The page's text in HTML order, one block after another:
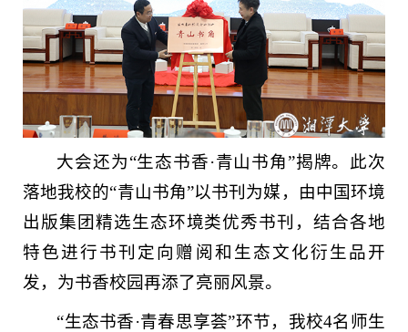
大会还为“生态书香·青山书角”揭牌。此次
落地我校的“青山书角”以书刊为媒，由中国环境
出版集团精选生态环境类优秀书刊，结合各地
特色进行书刊定向赠阅和生态文化衍生品开
发，为书香校园再添了亮丽风景。
“生态书香·青春思享荟”环节，我校4名师生